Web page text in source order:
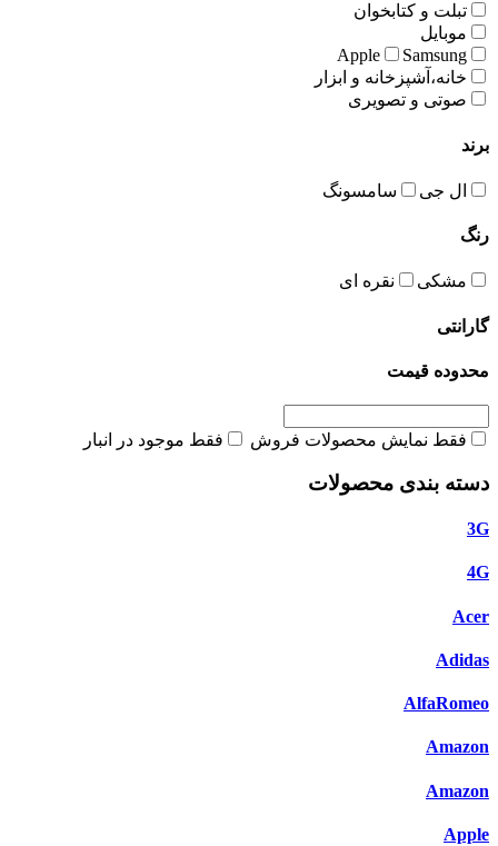
تبلت و کتابخوان
موبایل
Apple
Samsung
خانه،آشپزخانه و ابزار
صوتی و تصویری
برند
ال جی سامسونگ
رنگ
مشکی نقره ای
گارانتی
محدوده قیمت
فقط نمایش محصولات فروش فقط موجود در انبار
دسته بندی محصولات
3G
4G
Acer
Adidas
AlfaRomeo
Amazon
Amazon
Apple